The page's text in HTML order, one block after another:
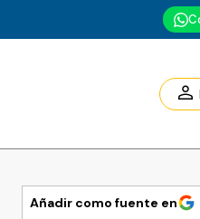
Añadir como fuente en